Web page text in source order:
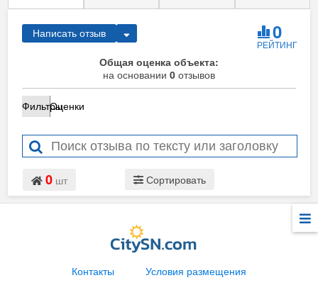
Написать отзыв 0
РЕЙТИНГ
Общая оценка объекта:
на основании 0 отзывов
ФильтрыОценки
0 шт Сортировать
Контакты Условия размещения